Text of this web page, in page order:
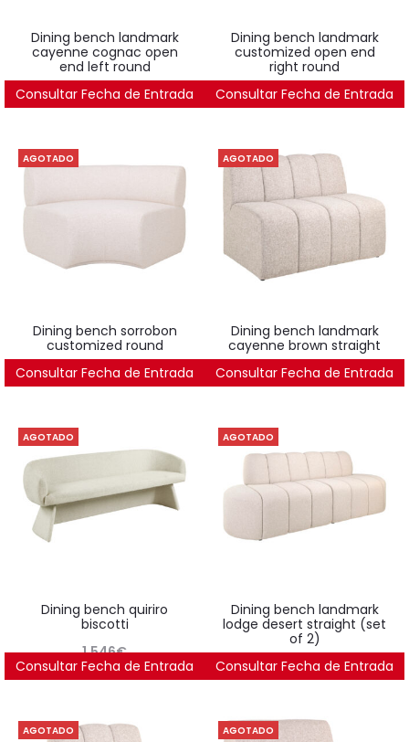
dining bench landmark
cayenne cognac open
end left round
2.314€
Consultar Fecha de Entrada
dining bench landmark
customized open end
right round
2.314€
Consultar Fecha de Entrada
AGOTADO
dining bench sorrobon
customized round
2.219€
Consultar Fecha de Entrada
AGOTADO
dining bench landmark
cayenne brown straight
1.551€
Consultar Fecha de Entrada
AGOTADO
dining bench quiriro
biscotti
1.546€
Consultar Fecha de Entrada
AGOTADO
dining bench landmark
lodge desert straight (set
of 2)
3.485€
Consultar Fecha de Entrada
AGOTADO AGOTADO